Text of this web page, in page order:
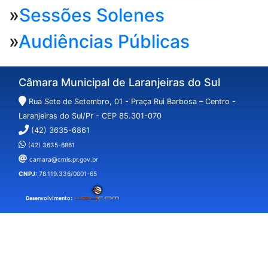
»Sessões Solenes
»Audiências Públicas
Câmara Municipal de Laranjeiras do Sul
Rua Sete de Setembro, 01 - Praça Rui Barbosa – Centro -
Laranjeiras do Sul/Pr - CEP 85.301-070
(42) 3635-6861
(42) 3635-6861
camara@cmls.pr.gov.br
CNPJ: 78.119.336/0001-65